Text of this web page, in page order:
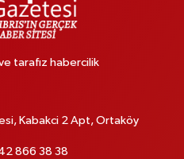
tarafız habercilik
Kabakci 2 Apt, Ortaköy
866 38 38